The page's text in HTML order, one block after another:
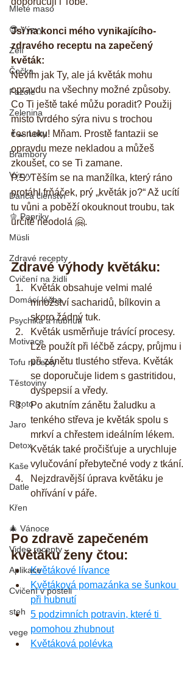
Mleté maso
😎 Výzvy
Zelí
Čočka
Fazole
Zelenina
👨‍🍳 Luky
Brambory
Výzvy
Danča členství
🫑 Papriky
Müsli
Zdravé recepty
Cvičení na židli
Domácí léčba
Psychika a hubnutí
Motivace
Tofu recepty
Těstoviny
Rizoto
Jaro
Detox
Kaše
Datle
Křen
🎄 Vánoce
Video recepty
Aplikace
Cvičení v posteli
steh
vege
Jsi na konci mého vynikajícího-
zdravého receptu na zapečený
květák:
Nevím jak Ty, ale já květák mohu
opravdu na všechny možné způsoby.
Co Ti ještě také můžu poradit? Použij
místo tvrdého sýra nivu s trochou
česneku! Mňam. Prostě fantazii se
opravdu meze nekladou a můžeš
zkoušet, co se Ti zamane.
P.S. Těším se na manžílka, který ráno
protáhl frňáček, prý „květák jo?“ Až ucítí
tu vůni a poběží okouknout troubu, tak
určitě neodolá 🤗.
Zdravé výhody květáku:
Květák obsahuje velmi malé
množství sacharidů, bílkovin a
skoro žádný tuk.
Květák usměrňuje trávící procesy.
Lze použít při léčbě zácpy, průjmu i
při zánětu tlustého střeva. Květák
se doporučuje lidem s gastritidou,
dyspepsií a vředy.
Po akutním zánětu žaludku a
tenkého střeva je květák spolu s
mrkví a chřestem ideálním lékem.
Květák také pročišťuje a urychluje
vylučování přebytečné vody z tkání.
Nejzdravější úprava květáku je
ohřívání v páře.
Po zdravě zapečeném
květáku ženy čtou:
Květákové lívance
Květáková pomazánka se šunkou
při hubnutí
5 podzimních potravin, které ti
pomohou zhubnout
Květáková polévka